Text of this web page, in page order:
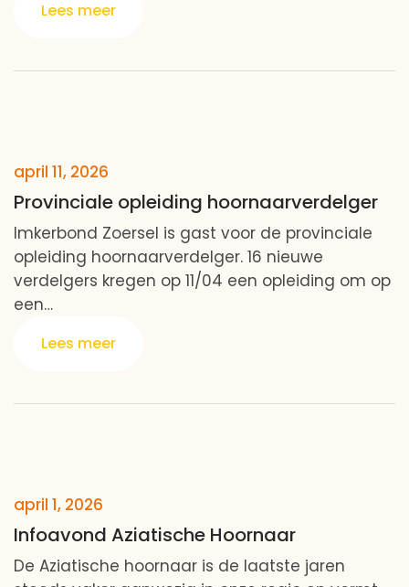
Provinciale opleiding hoornaarverdelger
Imkerbond Zoersel is gast voor de provinciale
opleiding hoornaarverdelger. 16 nieuwe
verdelgers kregen op 11/04 een opleiding om op
een…
Lees meer
Infoavond Aziatische Hoornaar
De Aziatische hoornaar is de laatste jaren
steeds vaker aanwezig in onze regio en vormt